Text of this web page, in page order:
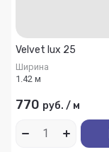
Velvet lux 25
Ширина
1.42 м
770 руб. / м